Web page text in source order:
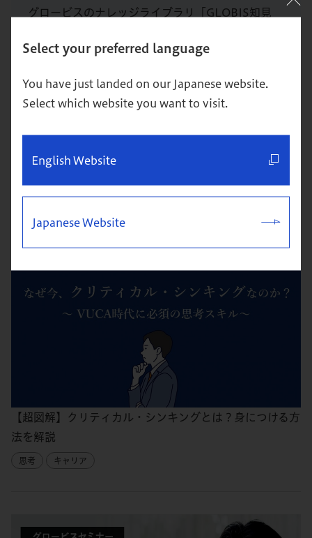
Select your preferred language
You have just landed on our Japanese website.
Select which website you want to visit.
English Website
Japanese Website
グロービスのナレッジライブラリ「GLOBIS知見
まなテーマで講演なども行っている。
人気記事
【超図解】クリティカル・シンキングとは？身につける方
法を解説
思考 キャリア